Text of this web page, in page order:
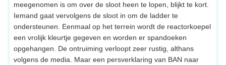
meegenomen is om over de sloot heen te lopen, blijkt te kort.
Iemand gaat vervolgens de sloot in om de ladder te
ondersteunen. Eenmaal op het terrein wordt de reactorkoepel
een vrolijk kleurtje gegeven en worden er spandoeken
opgehangen. De ontruiming verloopt zeer rustig, althans
volgens de media. Maar een persverklaring van BAN naar